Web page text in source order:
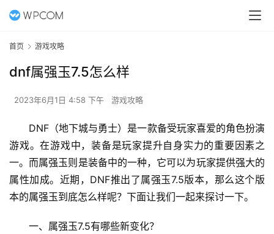
首页 游戏攻略
dnf属强玉7.5怎么样
2023年6月1日 4:58 下午 游戏攻略
DNF（地下城与勇士）是一款备受玩家喜爱的角色扮演
游戏。在游戏中，装备是玩家提升自身实力的重要因素之
一。而属强玉则是装备中的一种，它可以为玩家提供强大的
属性加成。近期，DNF推出了属强玉7.5版本，那么这个版
本的属强玉到底怎么样呢？下面让我们一起来探讨一下。
一、属强玉7.5有哪些新变化？